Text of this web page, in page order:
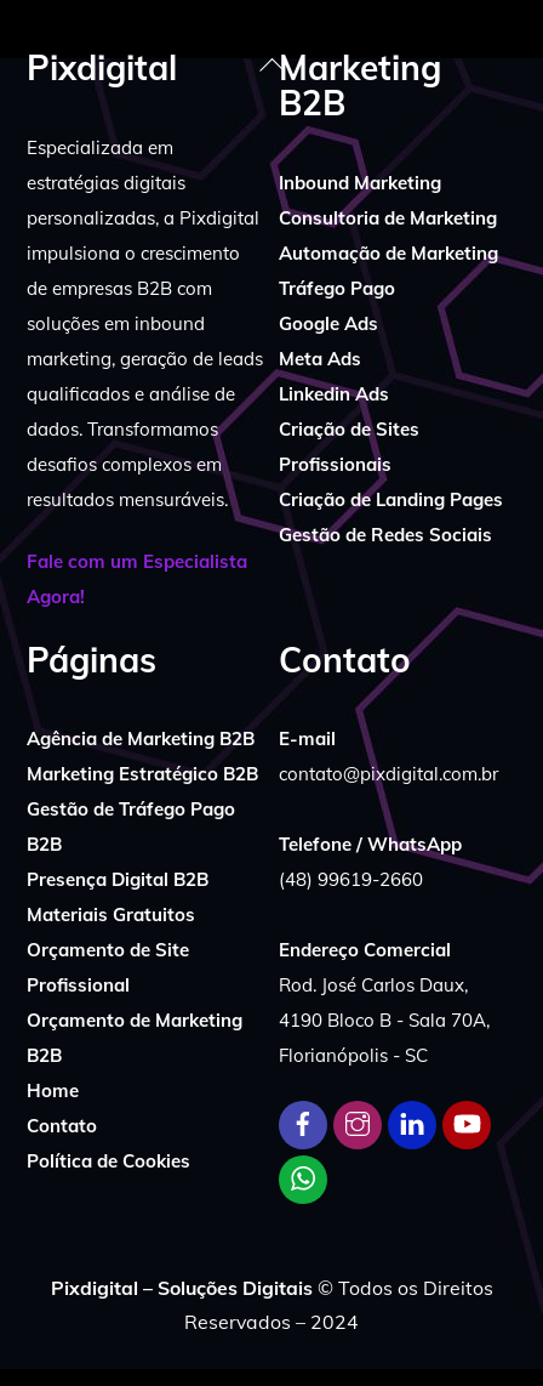
Back
To
Top
Pixdigital
Especializada em
estratégias digitais
personalizadas, a Pixdigital
impulsiona o crescimento
de empresas B2B com
soluções em inbound
marketing, geração de leads
qualificados e análise de
dados. Transformamos
desafios complexos em
resultados mensuráveis.
Fale com um Especialista
Agora!
Marketing
B2B
Inbound Marketing
Consultoria de Marketing
Automação de Marketing
Tráfego Pago
Google Ads
Meta Ads
Linkedin Ads
Criação de Sites
Profissionais
Criação de Landing Pages
Gestão de Redes Sociais
Páginas
Agência de Marketing B2B
Marketing Estratégico B2B
Gestão de Tráfego Pago
B2B
Presença Digital B2B
Materiais Gratuitos
Orçamento de Site
Profissional
Orçamento de Marketing
B2B
Home
Contato
Política de Cookies
Contato
E-mail
contato@pixdigital.com.br
Telefone / WhatsApp
(48) 99619-2660
Endereço Comercial
Rod. José Carlos Daux,
4190 Bloco B - Sala 70A,
Florianópolis - SC
Pixdigital – Soluções Digitais© Todos os Direitos
Reservados – 2024